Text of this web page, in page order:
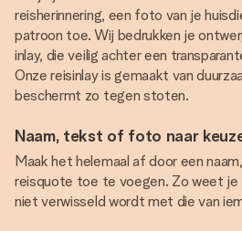
reisherinnering, een foto van je
patroon toe. Wij bedrukken je
inlay, die veilig achter een
Onze reisinlay is gemaakt van
beschermt zo tegen stoten.
Naam, tekst of foto naar
Maak het helemaal af door een
reisquote toe te voegen. Zo weet
niet verwisseld wordt met die van